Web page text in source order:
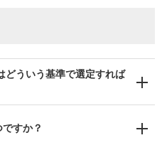
どういう基準で選定すれば
すか？